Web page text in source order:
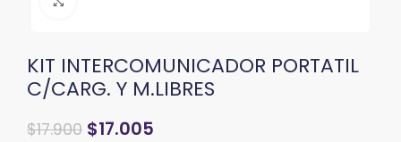
KIT INTERCOMUNICADOR PORTATIL
C/CARG. Y M.LIBRES
$17.900 $17.005